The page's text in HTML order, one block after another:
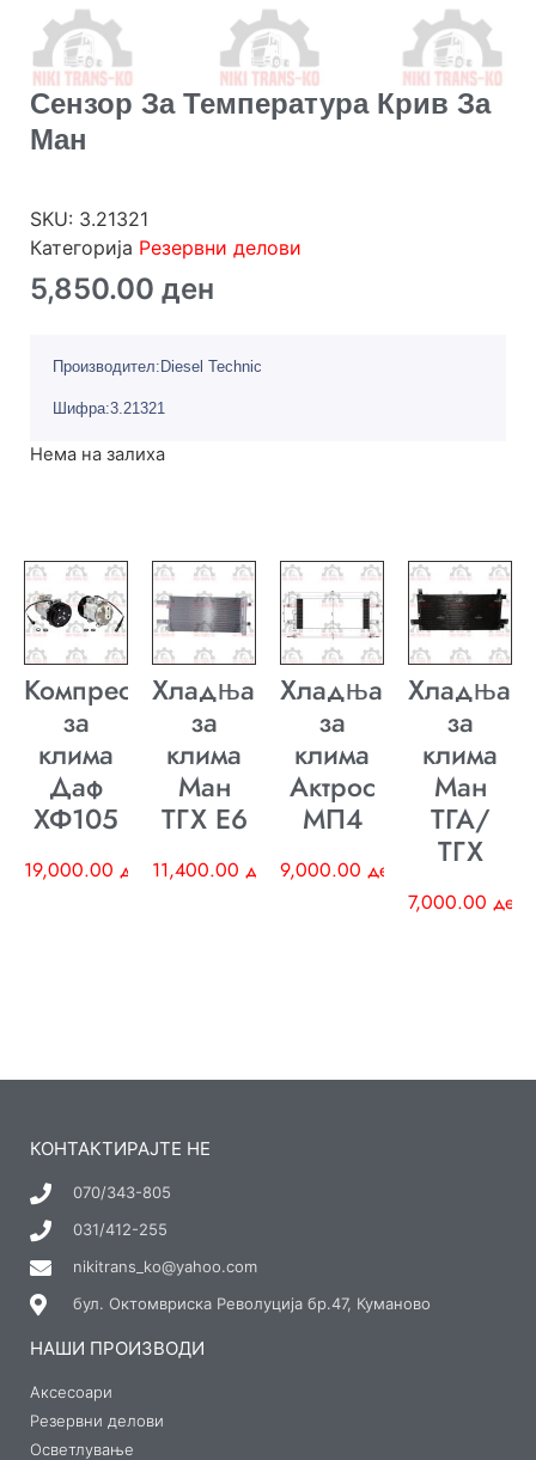
Сензор За Температура Крив За
Ман
SKU: 3.21321
Категорија Резервни делови
5,850.00 ден
Производител:Diesel Technic
Шифра:3.21321
Нема на залиха
Компресор
за
клима
Даф
ХФ105
19,000.00 ден
Хладњак
за
клима
Ман
ТГХ E6
11,400.00 ден
Хладњак
за
клима
Актрос
МП4
9,000.00 ден
Хладњак
за
клима
Ман
ТГА/
ТГХ
7,000.00 ден
КОНТАКТИРАЈТЕ НЕ
070/343-805
031/412-255
nikitrans_ko@yahoo.com
бул. Октомвриска Револуција бр.47, Куманово
НАШИ ПРОИЗВОДИ
Аксесоари
Резервни делови
Осветлување